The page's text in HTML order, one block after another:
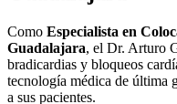
Como Especialista en
Guadalajara, el Dr. Arturo
bradicardias y bloqueos
tecnología médica de última
a sus pacientes.